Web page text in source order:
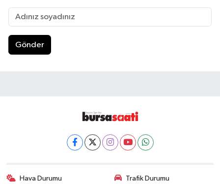
Gönder
Hava Durumu Trafik Durumu